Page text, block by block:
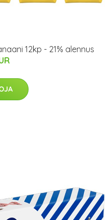
12kp - 21% alennus